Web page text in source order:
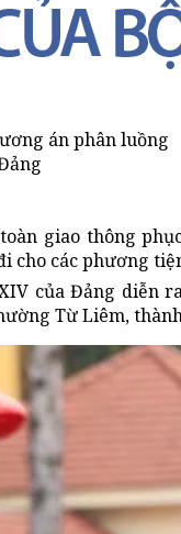
án phân luồng
giao thông
cho các phương
của Đảng diễn
Từ Liêm,